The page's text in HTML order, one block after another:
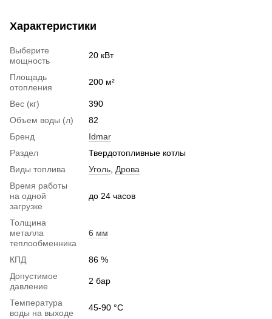
Характеристики
Выберите
мощность
20 кВт
Площадь
отопления
200 м²
Вес (кг)
390
Объем воды (л)
82
Бренд
Idmar
Раздел
Твердотопливные котлы
Виды топлива
Уголь Дрова
Время работы
на одной
загрузке
до 24 часов
Толщина
металла
теплообменника
6 мм
КПД
86 %
Допустимое
давление
2 бар
Температура
воды на выходе
45-90 °C